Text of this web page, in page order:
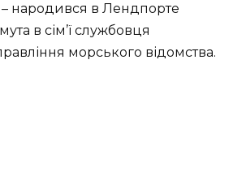
– народився в Лендпорте
в сім’ї службовця
морського відомства.